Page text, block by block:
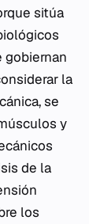
sitúa
gobiernan
la
se
y
de la
los